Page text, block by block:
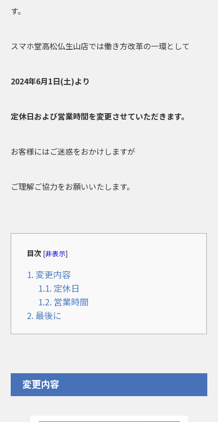
す。
スマホ堂高松仏生山店では働き方改革の一環として
2024年6月1日(土)より
定休日および営業時間を変更させていただきます。
お客様にはご迷惑をおかけしますが
ご理解ご協力をお願いいたします。
目次 [非表示]
1. 変更内容
1.1. 定休日
1.2. 営業時間
2.最後に
変更内容